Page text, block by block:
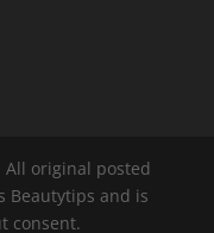
All original posted
Beautytips and is
consent.